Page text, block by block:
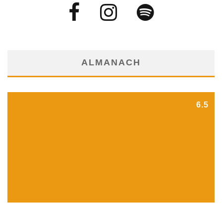
ALMANACH
6.5